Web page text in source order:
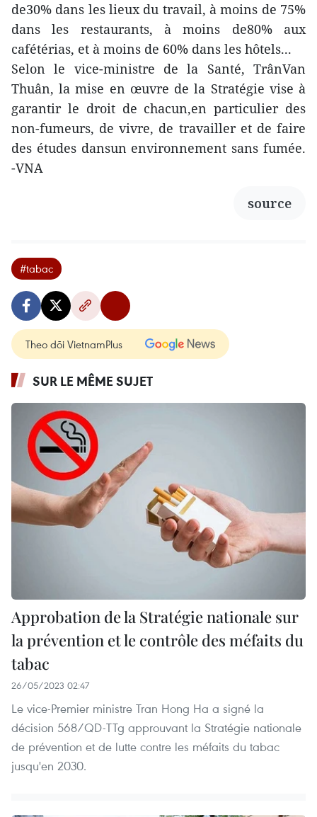
de30% dans les lieux du travail, à moins de 75%
dans les restaurants, à moins de80% aux
cafétérias, et à moins de 60% dans les hôtels...
Selon le vice-ministre de la Santé, TrânVan
Thuân, la mise en œuvre de la Stratégie vise à
garantir le droit de chacun,en particulier des
non-fumeurs, de vivre, de travailler et de faire
des études dansun environnement sans fumée.
-VNA
source
#tabac
Theo dõi VietnamPlus
SUR LE MÊME SUJET
Approbation de la Stratégie nationale sur
la prévention et le contrôle des méfaits du
tabac
26/05/2023 02:47
Le vice-Premier ministre Tran Hong Ha a signé la
décision 568/QD-TTg approuvant la Stratégie nationale
de prévention et de lutte contre les méfaits du tabac
jusqu'en 2030.